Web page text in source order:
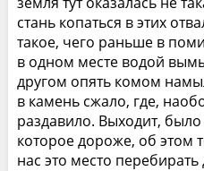
стань копаться в этих
такое, чего раньше в
в одном месте водой
другом опять комом
в камень сжало, где,
раздавило. Выходит, было
которое дороже, об этом
нас это место перебирать